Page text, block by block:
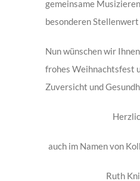
gemeinsame
besonderen
Nun wünschen wir
frohes Weihnachtsfest
Zuversicht und
auch im Namen von
Ruth